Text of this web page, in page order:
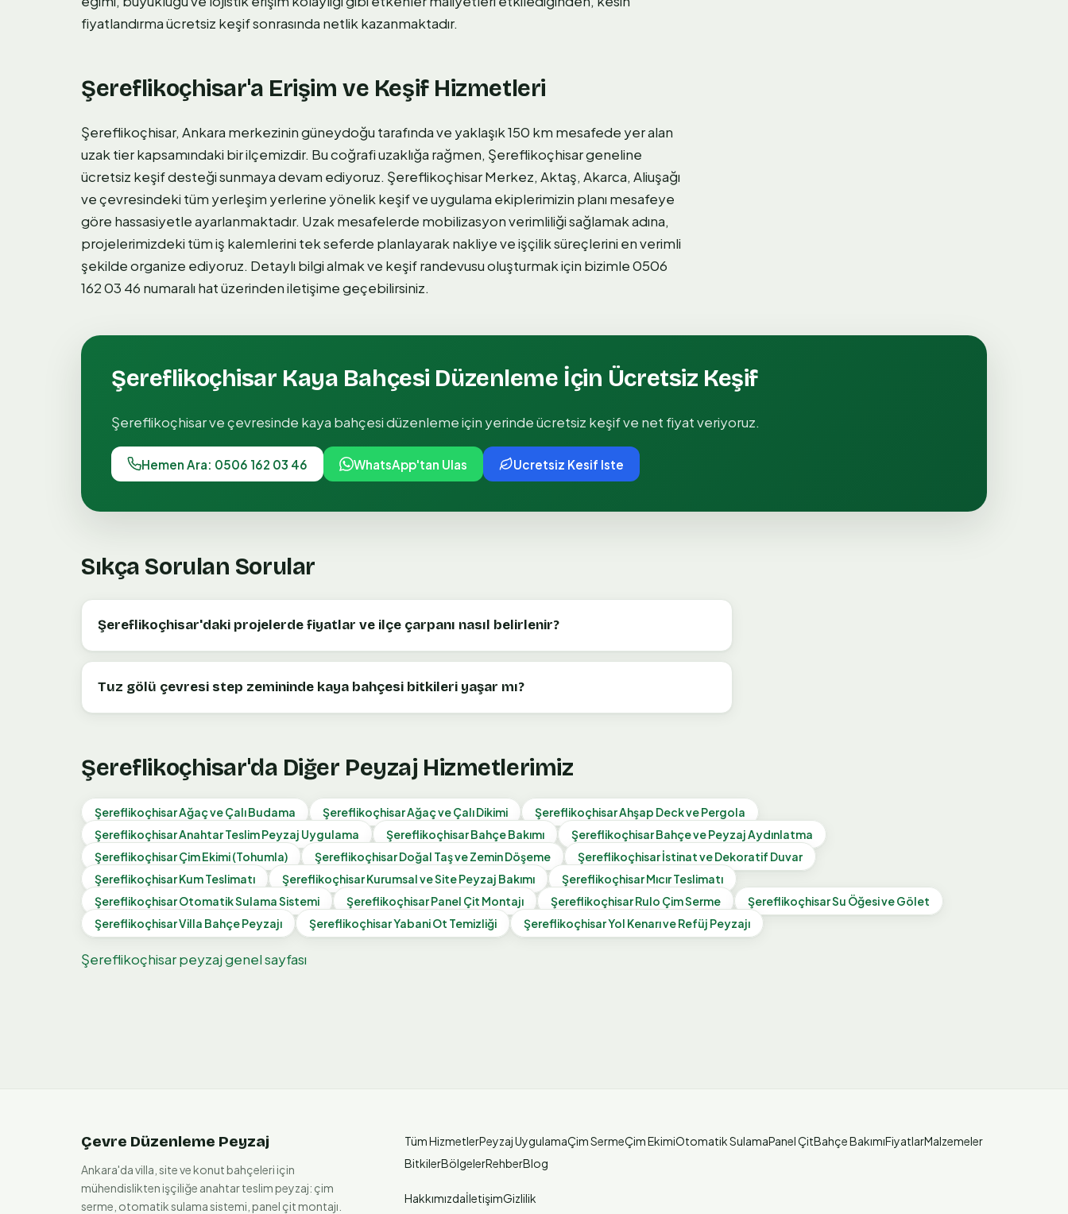
fiyatlandırma ücretsiz keşif sonrasında netlik kazanmaktadır.
Şereflikoçhisar'a Erişim ve Keşif Hizmetleri
Şereflikoçhisar, Ankara merkezinin güneydoğu tarafında ve yaklaşık 150 km mesafede yer alan
uzak tier kapsamındaki bir ilçemizdir. Bu coğrafi uzaklığa rağmen, Şereflikoçhisar geneline
ücretsiz keşif desteği sunmaya devam ediyoruz. Şereflikoçhisar Merkez, Aktaş, Akarca, Aliuşağı
ve çevresindeki tüm yerleşim yerlerine yönelik keşif ve uygulama ekiplerimizin planı mesafeye
göre hassasiyetle ayarlanmaktadır. Uzak mesafelerde mobilizasyon verimliliği sağlamak adına,
projelerimizdeki tüm iş kalemlerini tek seferde planlayarak nakliye ve işçilik süreçlerini en verimli
şekilde organize ediyoruz. Detaylı bilgi almak ve keşif randevusu oluşturmak için bizimle 0506
162 03 46 numaralı hat üzerinden iletişime geçebilirsiniz.
Şereflikoçhisar Kaya Bahçesi Düzenleme İçin Ücretsiz Keşif
Şereflikoçhisarve çevresinde kaya bahçesi düzenlemeiçin yerinde ücretsiz keşif ve net fiyat veriyoruz.
Hemen Ara: 0506 162 03 46 WhatsApp'tan Ulas Ucretsiz Kesif Iste
Sıkça Sorulan Sorular
Şereflikoçhisar'daki projelerde fiyatlar ve ilçe çarpanı nasıl belirlenir?
Tuz gölü çevresi step zemininde kaya bahçesi bitkileri yaşar mı?
Şereflikoçhisar'da Diğer Peyzaj Hizmetlerimiz
ŞereflikoçhisarAğaç ve Çalı Budama ŞereflikoçhisarAğaç ve Çalı Dikimi ŞereflikoçhisarAhşap Deck ve Pergola
ŞereflikoçhisarAnahtar Teslim Peyzaj Uygulama ŞereflikoçhisarBahçe Bakımı ŞereflikoçhisarBahçe ve Peyzaj Aydınlatma
ŞereflikoçhisarÇim Ekimi (Tohumla) ŞereflikoçhisarDoğal Taş ve Zemin Döşeme Şereflikoçhisarİstinat ve Dekoratif Duvar
ŞereflikoçhisarKum Teslimatı ŞereflikoçhisarKurumsal ve Site Peyzaj Bakımı ŞereflikoçhisarMıcır Teslimatı
ŞereflikoçhisarOtomatik Sulama Sistemi ŞereflikoçhisarPanel Çit Montajı ŞereflikoçhisarRulo Çim Serme ŞereflikoçhisarSu Öğesi ve Gölet
ŞereflikoçhisarVilla Bahçe Peyzajı ŞereflikoçhisarYabani Ot Temizliği ŞereflikoçhisarYol Kenarı ve Refüj Peyzajı
Şereflikoçhisarpeyzaj genel sayfası
Çevre Düzenleme Peyzaj
Ankara'da villa, site ve konut bahçeleri için
mühendislikten işçiliğe anahtar teslim peyzaj: çim
serme, otomatik sulama sistemi, panel çit montajı.
Tüm HizmetlerPeyzaj UygulamaÇim SermeÇim EkimiOtomatik SulamaPanel ÇitBahçe BakımıFiyatlarMalzemeler
BitkilerBölgelerRehberBlog
HakkımızdaİletişimGizlilik